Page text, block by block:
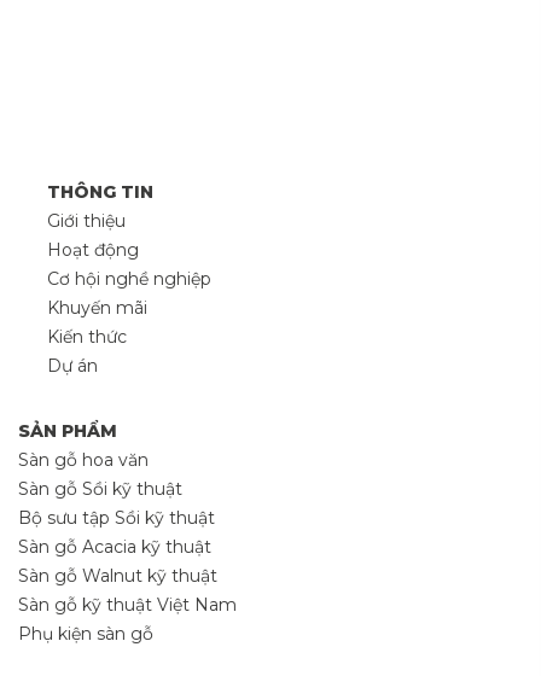
THÔNG TIN
Giới thiệu
Hoạt động
Cơ hội nghề nghiệp
Khuyến mãi
Kiến thức
Dự án
SẢN PHẨM
Sàn gỗ hoa văn
Sàn gỗ Sồi kỹ thuật
Bộ sưu tập Sồi kỹ thuật
Sàn gỗ Acacia kỹ thuật
Sàn gỗ Walnut kỹ thuật
Sàn gỗ kỹ thuật Việt Nam
Phụ kiện sàn gỗ